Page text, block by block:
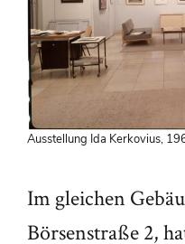
Ausstellung Ida Kerkovius,
Im gleichen
Börsenstraße 2,